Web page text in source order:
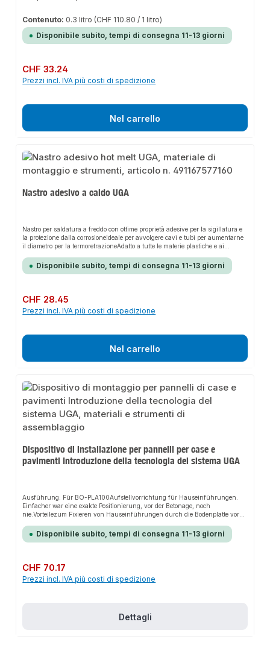
Contenuto: 0.3 litro (CHF 110.80 / 1 litro)
Disponibile subito, tempi di consegna 11-13 giorni
Prezzo normale:
CHF 33.24
Prezzi incl. IVA più costi di spedizione
Nel carrello
Nastro adesivo a caldo UGA
Nastro per saldatura a freddo con ottime proprietà adesive per la sigillatura e
la protezione dalla corrosioneIdeale per avvolgere cavi e tubi per aumentarne
il diametro per la termoretrazioneAdatto a tutte le materie plastiche e ai
Disponibile subito, tempi di consegna 11-13 giorni
Prezzo normale:
CHF 28.45
Prezzi incl. IVA più costi di spedizione
Nel carrello
Dispositivo di installazione per pannelli per case e
pavimenti Introduzione della tecnologia del sistema UGA
Ausführung: Für BO-PLA100Aufstellvorrichtung für Hauseinführungen.
Einfacher war eine exakte Positionierung, vor der Betonage, noch
nie.Vorteilezum Fixieren von Hauseinführungen durch die Bodenplatte vor
von verschiedenen Rohrelementen Höhenverstellbarkeit, durch
teleskopierbare StangenErdspieß mit Verjüngung am unteren Ende zum
von 2 mm WandungTechnische Details: Erdspieß mit Flügelschraube zur
etwa 1600 mm Höhenverstellung etwa 500 mm möglich Hochwertiges
Disponibile subito, tempi di consegna 11-13 giorni
Prezzo normale:
CHF 70.17
Prezzi incl. IVA più costi di spedizione
Dettagli